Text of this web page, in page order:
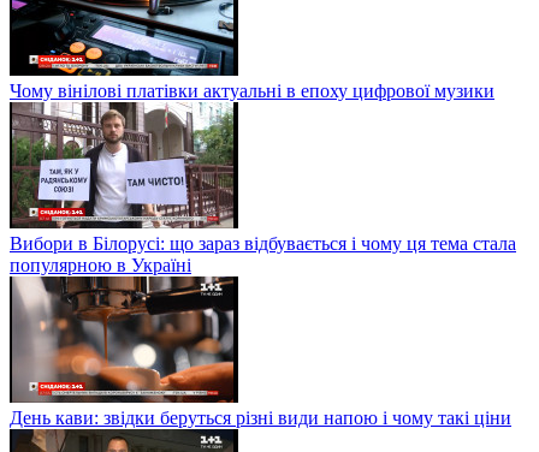
Чому вінілові платівки актуальні в епоху цифрової музики
Вибори в Білорусі: що зараз відбувається і чому ця тема стала
популярною в Україні
День кави: звідки беруться різні види напою і чому такі ціни